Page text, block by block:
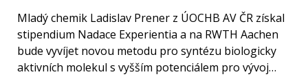
Mladý chemik Ladislav Prener z ÚOCHB AV ČR získal
stipendium Nadace Experientia a na RWTH Aachen
bude vyvíjet novou metodu pro syntézu biologicky
aktivních molekul s vyšším potenciálem pro vývoj